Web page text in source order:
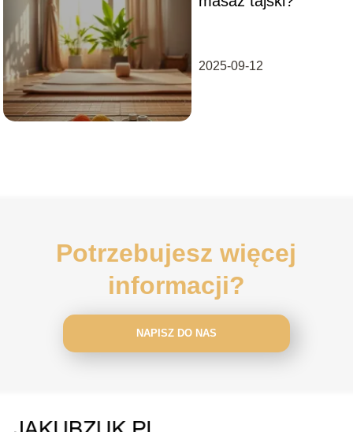
2025-09-12
Potrzebujesz więcej
informacji?
NAPISZ DO NAS